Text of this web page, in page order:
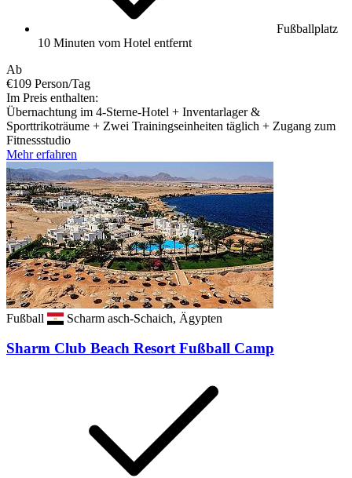
Fußballplatz
10 Minuten vom Hotel entfernt
Ab
€109 Person/Tag
Im Preis enthalten:
Übernachtung im 4-Sterne-Hotel + Inventarlager &
Sporttrikoträume + Zwei Trainingseinheiten täglich + Zugang zum
Fitnessstudio
Mehr erfahren
Fußball Scharm asch-Schaich, Ägypten
Sharm Club Beach Resort Fußball Camp